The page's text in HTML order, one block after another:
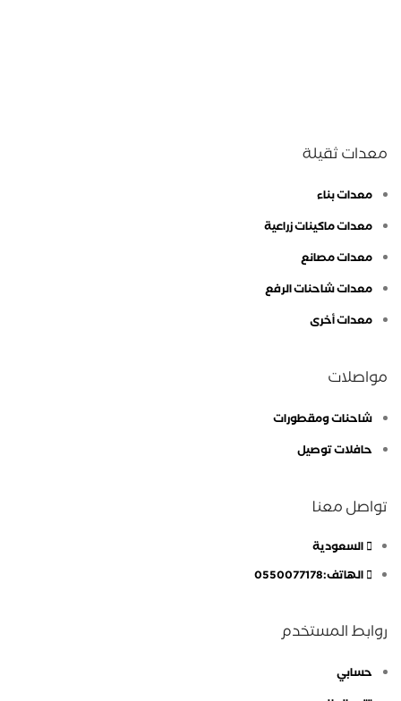
معدات ثقيلة
معدات بناء
معدات ماكينات زراعية
معدات مصانع
معدات شاحنات الرفع
معدات أخرى
مواصلات
شاحنات ومقطورات
حافلات توصيل
تواصل معنا
السعودية
الهاتف:0550077178
روابط المستخدم
حسابي